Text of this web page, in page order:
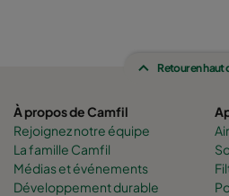
Retour en haut
À propos de Camfil
Rejoignez notre équipe
La famille Camfil
Médias et événements
Développement durable